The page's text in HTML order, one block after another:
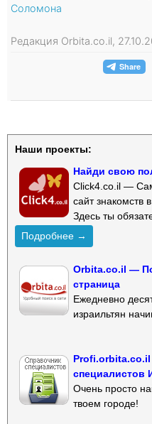
Соломона
Редакция Orbita.co.il,
Наши проекты:
Найди свою
Click4.co.il —
сайт знакомств
Здесь ты
Подробнее →
Orbita.co.il —
страница
Ежедневно
израильтян
специалистов
Очень просто
твоем городе!